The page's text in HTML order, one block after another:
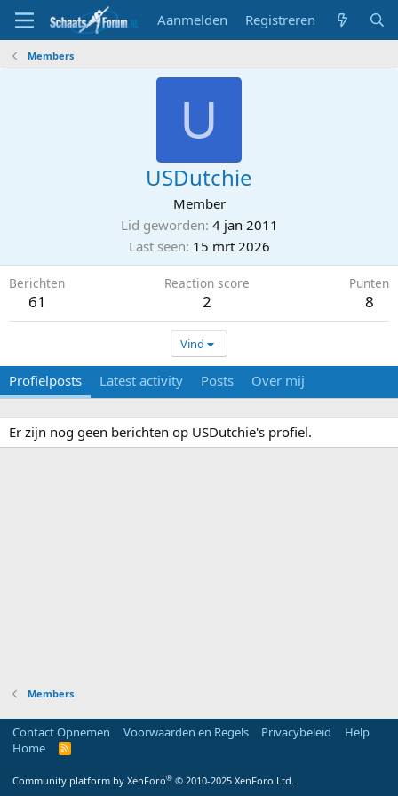
Aanmelden Registreren
Members
U
USDutchie
Member
Lid geworden 4 jan 2011
Last seen 15 mrt 2026
Berichten
61
Reaction score
2
Punten
8
Vind
Profielposts Latest activity Posts Over mij
Er zijn nog geen berichten op USDutchie's profiel.
Members
Contact Opnemen Voorwaarden en Regels Privacybeleid
Help
Home
R
Community platform by XenForo® © 2010-2025 XenForo Ltd.